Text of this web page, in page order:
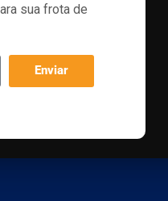
sua frota de
Enviar